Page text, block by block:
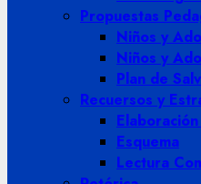
Propuestas
Niños y
Niños y
Plan de
Recuersos y
Esquema
Lectura